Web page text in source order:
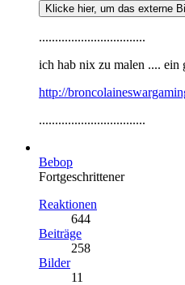
Klicke hier, um das externe
.................................
ich hab nix zu malen ....
http://
.................................
Bebop
Fortgeschrittener
Reaktionen
644
Beiträge
258
Bilder
11